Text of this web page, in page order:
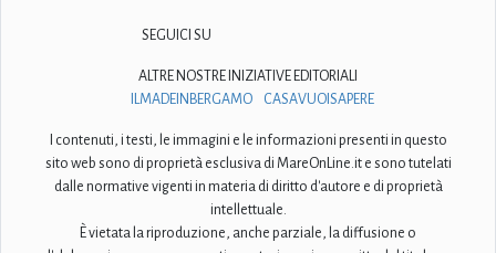
SEGUICI SU
ALTRE NOSTRE INIZIATIVE EDITORIALI
ILMADEINBERGAMO
CASAVUOISAPERE
I contenuti, i testi, le immagini e le informazioni presenti in questo
sito web sono di proprietà esclusiva di MareOnLine.it e sono tutelati
dalle normative vigenti in materia di diritto d'autore e di proprietà
intellettuale.
È vietata la riproduzione, anche parziale, la diffusione o